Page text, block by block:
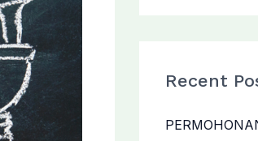
h
Recent